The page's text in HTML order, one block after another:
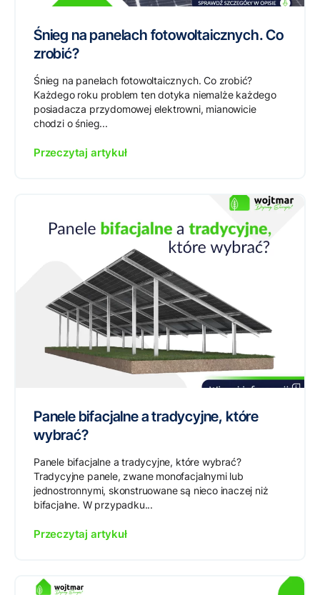
Śnieg na panelach fotowoltaicznych. Co
zrobić?
Śnieg na panelach fotowoltaicznych. Co zrobić?
Każdego roku problem ten dotyka niemalże każdego
posiadacza przydomowej elektrowni, mianowicie
chodzi o śnieg...
Przeczytaj artykuł
Panele bifacjalne a tradycyjne, które
wybrać?
Panele bifacjalne a tradycyjne, które wybrać?
Tradycyjne panele, zwane monofacjalnymi lub
jednostronnymi, skonstruowane są nieco inaczej niż
bifacjalne. W przypadku...
Przeczytaj artykuł